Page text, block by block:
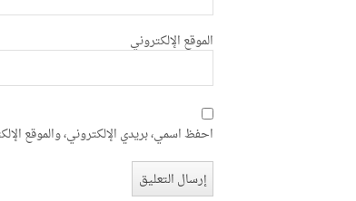
الموقع الإلكتروني
احفظ اسمي، بريدي الإلكتروني، والموقع